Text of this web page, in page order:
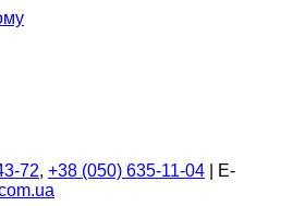
72, +38 (050) 635-11-04 | E-